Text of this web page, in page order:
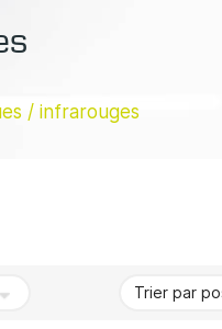
/ infrarouges